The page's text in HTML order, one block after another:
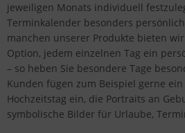
jeweiligen Monats individuell
Terminkalender besonders
manchen unserer Produkte bieten
Option, jedem einzelnen Tag ein
– so heben Sie besondere Tage
Kunden fügen zum Beispiel gerne
Hochzeitstag ein, die Portraits an
symbolische Bilder für Urlaube,